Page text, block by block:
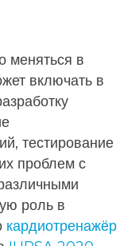
меняться в
включать в
тестирование
проблем с
роль в
кардиотренажёр